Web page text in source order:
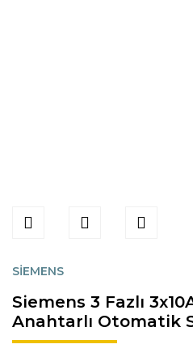
SİEMENS
Siemens 3 Fazlı
Anahtarlı Otomatik